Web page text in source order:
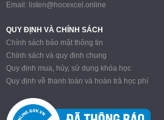
MOS
Power BI
Email: listen@hocexcel.online
QUY ĐỊNH VÀ CHÍNH SÁCH
Chính sách bảo mật thông tin
Chính sách và quy định chung
Quy định mua, hủy, sử dụng khóa học
Quy định về thanh toán và hoàn trả học phí